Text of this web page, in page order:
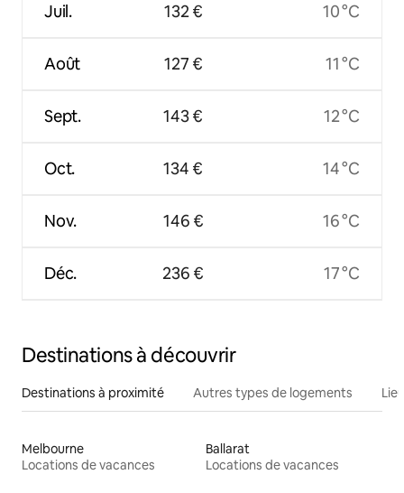
Juil.
Août
Sept.
Oct.
Nov.
Déc.
132 €
127 €
143 €
134 €
146 €
236 €
10 °C
11 °C
12 °C
14 °C
16 °C
17 °C
Destinations à découvrir
Destinations à proximité Autres types de logements
Melbourne
Locations de vacances
Ballarat
Locations de vacances